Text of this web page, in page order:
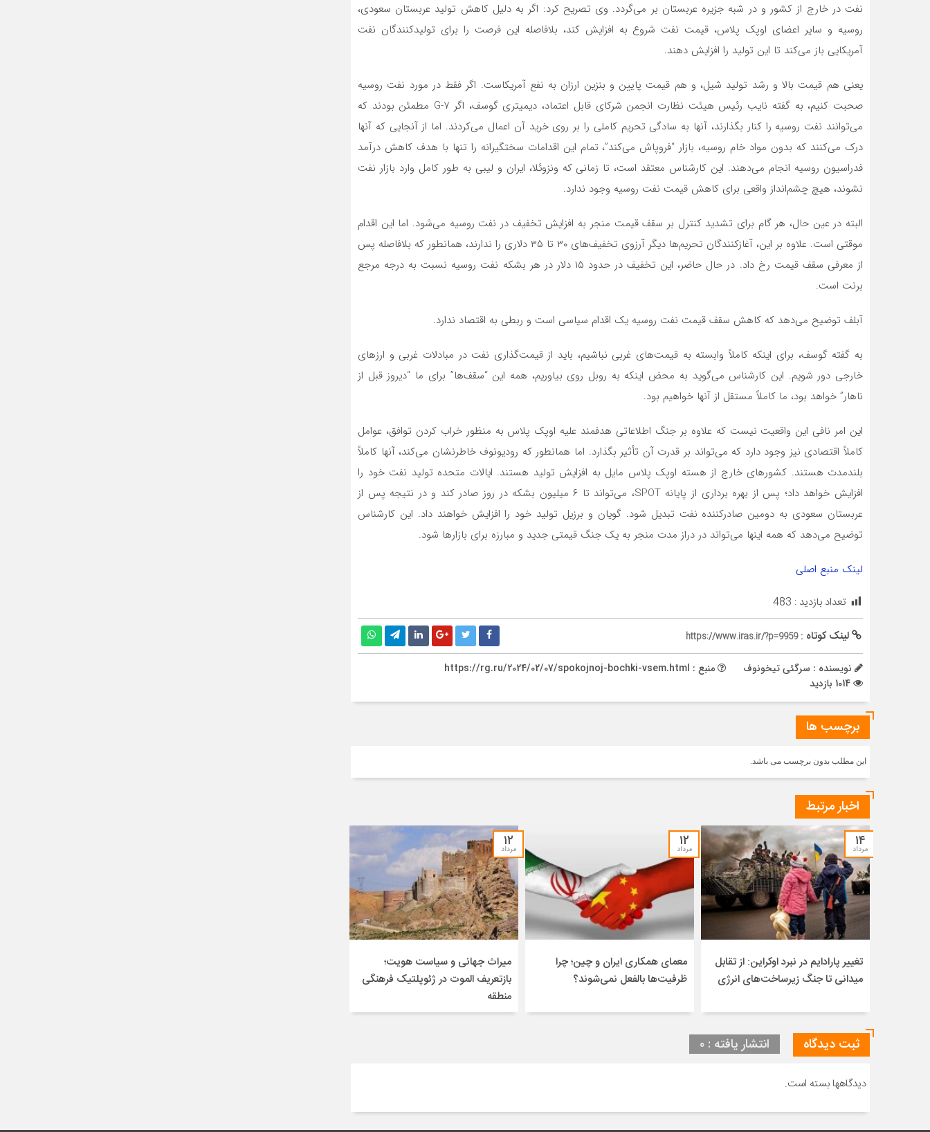
نفت در خارج از کشور و در شبه جزیره عربستان بر می‌گردد. وی تصریح کرد: اگر به دلیل کاهش تولید عربستان سعودی،
روسیه و سایر اعضای اوپک پلاس، قیمت نفت شروع به افزایش کند، بلافاصله این فرصت را برای تولیدکنندگان نفت
آمریکایی باز می‌کند تا این تولید را افزایش دهند.
یعنی هم قیمت بالا و رشد تولید شیل، و هم قیمت پایین و بنزین ارزان به نفع آمریکاست. اگر فقط در مورد نفت روسیه
صحبت کنیم، به گفته نایب رئیس هیئت نظارت انجمن شرکای قابل اعتماد، دیمیتری گوسف، اگر G-7 مطمئن بودند که
می‌توانند نفت روسیه را کنار بگذارند، آنها به سادگی تحریم کاملی را بر روی خرید آن اعمال می‌کردند. اما از آنجایی که آنها
درک می‌کنند که بدون مواد خام روسیه، بازار “فروپاش می‌کند”، تمام این اقدامات سختگیرانه را تنها با هدف کاهش درآمد
فدراسیون روسیه انجام می‌دهند. این کارشناس معتقد است، تا زمانی که ونزوئلا، ایران و لیبی به طور کامل وارد بازار نفت
نشوند، هیچ چشم‌انداز واقعی برای کاهش قیمت نفت روسیه وجود ندارد.
البته در عین حال، هر گام برای تشدید کنترل بر سقف قیمت منجر به افزایش تخفیف در نفت روسیه می‌شود. اما این اقدام
موقتی است. علاوه بر این، آغاز‌کنندگان تحریم‌ها دیگر آرزوی تخفیف‌های ۳۰ تا ۳۵ دلاری را ندارند، همانطور که بلافاصله پس
از معرفی سقف قیمت رخ داد. در حال حاضر، این تخفیف در حدود ۱۵ دلار در هر بشکه نفت روسیه نسبت به درجه مرجع
برنت است.
آبلف توضیح می‌دهد که کاهش سقف قیمت نفت روسیه یک اقدام سیاسی است و ربطی به اقتصاد ندارد.
به گفته گوسف، برای اینکه کاملاً وابسته به قیمت‌های غربی نباشیم، باید از قیمت‌گذاری نفت در مبادلات غربی و ارزهای
خارجی دور شویم. این کارشناس می‌گوید به محض اینکه به روبل روی بیاوریم، همه این “سقف‌ها” برای ما “دیروز قبل از
ناهار” خواهد بود، ما کاملاً مستقل از آنها خواهیم بود.
این امر نافی این واقعیت نیست که علاوه بر جنگ اطلاعاتی هدفمند علیه اوپک پلاس به منظور خراب کردن توافق، عوامل
کاملاً اقتصادی نیز وجود دارد که می‌تواند بر قدرت آن تأثیر بگذارد. اما همانطور که رودیونوف خاطرنشان می‌کند، آنها کاملاً
بلندمدت هستند. کشورهای خارج از هسته اوپک پلاس مایل به افزایش تولید هستند. ایالات متحده تولید نفت خود را
افزایش خواهد داد؛ پس از بهره برداری از پایانه SPOT، می‌تواند تا ۶ میلیون بشکه در روز صادر کند و در نتیجه پس از
عربستان سعودی به دومین صادرکننده نفت تبدیل شود. گویان و برزیل تولید خود را افزایش خواهند داد. این کارشناس
توضیح می‌دهد که همه اینها می‌تواند در دراز مدت منجر به یک جنگ قیمتی جدید و مبارزه برای بازارها شود.
لینک منبع اصلی
تعداد بازدید : 483
لینک کوتاه :https://www.iras.ir/?p=9959
نویسنده : سرگئی تیخونوف
منبع : https://rg.ru/2024/02/07/spokojnoj-bochki-vsem.html
برچسب ها
این مطلب بدون برچسب می باشد.
اخبار مرتبط
۱۴
مرداد
تغییر پارادایم در نبرد اوکراین: از تقابل
میدانی تا جنگ زیرساخت‌های انرژی
۱۲
مرداد
معمای همکاری ایران و چین؛ چرا
ظرفیت‌ها بالفعل نمی‌شوند؟
۱۲
مرداد
میراث جهانی و سیاست هویت؛
بازتعریف الموت در ژئوپلتیک فرهنگی
منطقه
ثبت دیدگاه انتشار یافته : ۰
دیدگاهها بسته است.